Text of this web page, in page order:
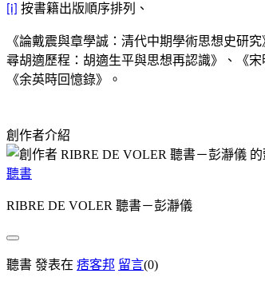
[i] 按書籍出版順序排列、
《論戴震與章學誠：清代中期學術思想史研
尋胡適歷程：胡適生平與思想再認識》、《
《余英時回憶錄》。
創作者介紹
聽書
RIBRE DE VOLER 聽書－彭瀞儀
聽書 發表在 痞客邦 留言(0)